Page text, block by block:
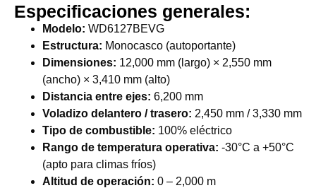
Especificaciones generales:
Modelo: WD6127BEVG
Estructura: Monocasco (autoportante)
Dimensiones: 12,000 mm (largo) × 2,550 mm
(ancho) × 3,410 mm (alto)
Distancia entre ejes: 6,200 mm
Voladizo delantero / trasero: 2,450 mm / 3,330 mm
Tipo de combustible: 100% eléctrico
Rango de temperatura operativa: -30°C a +50°C
(apto para climas fríos)
Altitud de operación: 0 – 2,000 m